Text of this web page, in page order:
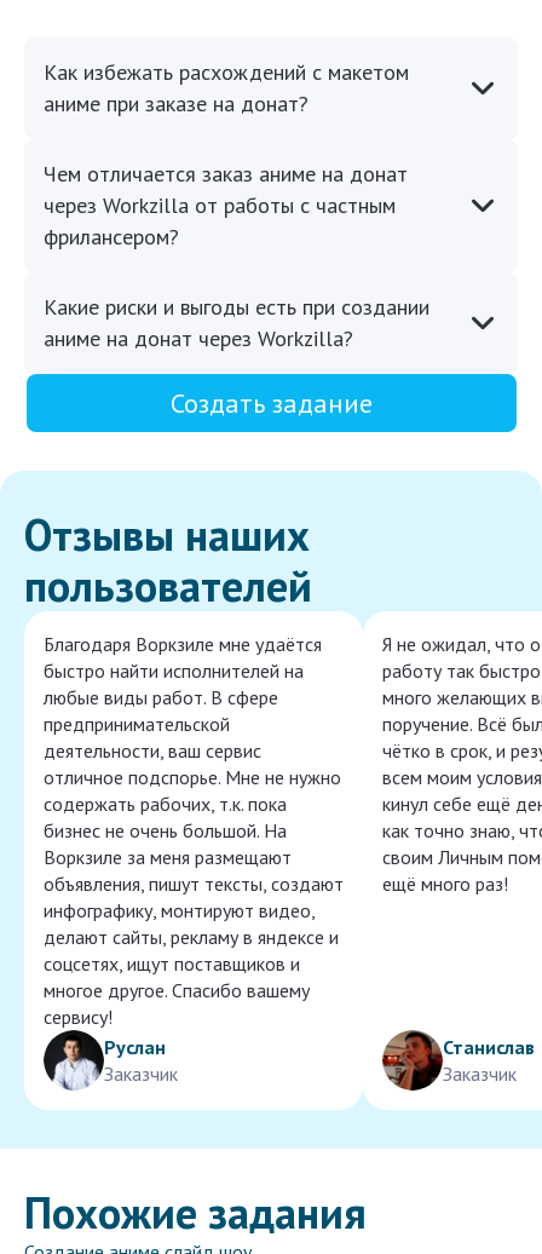
Как избежать расхождений с макетом
аниме при заказе на донат?
Чем отличается заказ аниме на донат
через Workzilla от работы с частным
фрилансером?
Какие риски и выгоды есть при создании
аниме на донат через Workzilla?
Создать задание
Отзывы наших
пользователей
Благодаря Воркзиле мне удаётся
быстро найти исполнителей на
любые виды работ. В сфере
предпринимательской
деятельности, ваш сервис
отличное подспорье. Мне не нужно
содержать рабочих, т.к. пока
бизнес не очень большой. На
Воркзиле за меня размещают
объявления, пишут тексты, создают
инфографику, монтируют видео,
делают сайты, рекламу в яндексе и
соцсетях, ищут поставщиков и
многое другое. Спасибо вашему
сервису!
Руслан
Заказчик
Я не ожидал, что
работу так
много желающих
поручение. Всё
чётко в срок, и
всем моим
кинул себе ещё
как точно знаю,
своим Личным
ещё много раз!
Станислав
Заказчик
Похожие задания